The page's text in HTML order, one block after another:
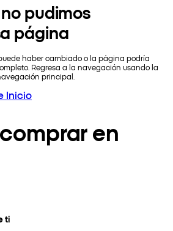
pudimos
página
haber cambiado o la página podría
Regresa a la navegación usando la
principal.
Inicio
en
ti